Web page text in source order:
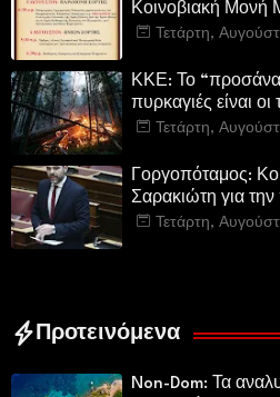
Κοινοβιακή Μονή
Σωτήρος
Τετάρτη,
ΚΚΕ: Το
πυρκαγιές είναι οι
µέσα και
Τετάρτη,
Γοργοπόταμος:
Σαρακιώτη για
εμβληματικού
Τετάρτη,
Προτεινόμενα
Non-Dom: Τα